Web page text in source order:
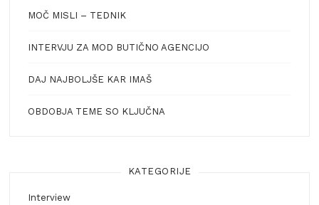
MOČ MISLI – TEDNIK
INTERVJU ZA MOD BUTIČNO AGENCIJO
DAJ NAJBOLJŠE KAR IMAŠ
OBDOBJA TEME SO KLJUČNA
KATEGORIJE
Interview